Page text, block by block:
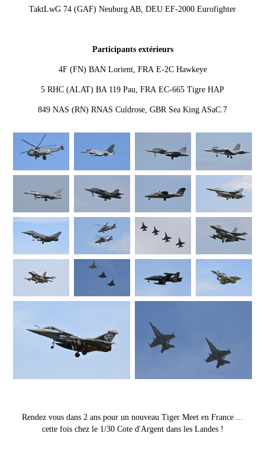
TaktLwG 74 (GAF) Neuburg AB, DEU EF-2000 Eurofighter
Participants extérieurs
4F (FN) BAN Lorient, FRA E-2C Hawkeye
5 RHC (ALAT) BA 119 Pau, FRA EC-665 Tigre HAP
849 NAS (RN) RNAS Culdrose, GBR Sea King ASaC.7
​​​​​​​Rendez vous dans 2 ans pour un nouveau Tiger Meet en France ...
cette fois chez le 1/30 Cote d'Argent dans les Landes !